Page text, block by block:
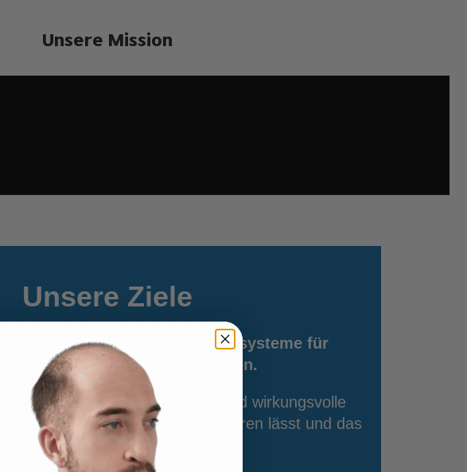
Unsere Mission
Unsere Ziele
auf hochwertige Haarsysteme für
die unter Haarausfall leiden.
eine unkomplizierte und wirkungsvolle
sich nahtlos in den Alltag integrieren lässt und das
Selbstbewusstsein stärkt.